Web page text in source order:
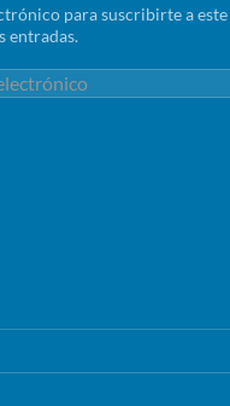
para suscribirte a
entradas.